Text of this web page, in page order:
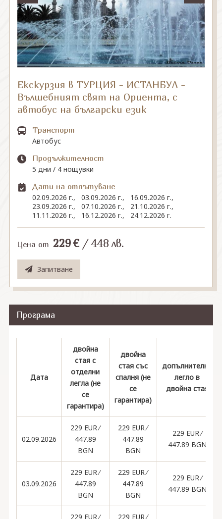
СВЪРЖЕТЕ СЕ С НАС
Екскурзия в ТУРЦИЯ - ИСТАНБУЛ -
Вълшебният свят на Ориента, с
автобус на български език
Транспорт
Автобус
Продължителност
5 дни / 4 нощувки
Дати на отпътуване
02.09.2026 г., 03.09.2026 г., 16.09.2026 г.,
23.09.2026 г., 07.10.2026 г., 21.10.2026 г.,
11.11.2026 г., 16.12.2026 г., 24.12.2026 г.
Цена от 229€/448 лв.
Запитване
Програма
Дата
двойна
стая с
отделни
легла (не
се
гарантира)
двойна
стая със
спалня (не
се
гарантира)
допълнително
легло в
двойна стая
02.09.2026
229 EUR ∕
447.89
BGN
229 EUR ∕
447.89
BGN
229 EUR ∕
447.89 BGN
03.09.2026
229 EUR ∕
447.89
BGN
229 EUR ∕
447.89
BGN
229 EUR ∕
447.89 BGN
229 EUR ∕
229 EUR ∕